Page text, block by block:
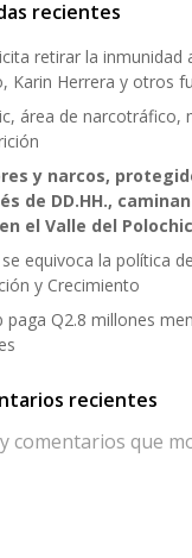
recientes
retirar la inmunidad
Karin Herrera y otros
área de narcotráfico,
y narcos,
de DD.HH.,
el Valle del Polochic
equivoca la política
y Crecimiento
paga Q2.8 millones
recientes
comentarios que